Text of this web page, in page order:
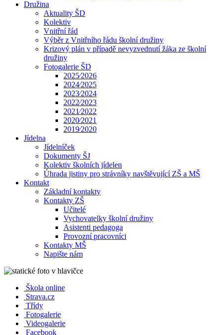
Družina
Aktuality ŠD
Kolektiv
Vnitřní řád
Výběr z Vnitřního řádu školní družiny
Krizový plán v případě nevyzvednutí žáka ze školní
družiny
Fotogalerie ŠD
2025⁄2026
2024⁄2025
2023⁄2024
2022⁄2023
2021⁄2022
2020⁄2021
2019⁄2020
Jídelna
Jídelníček
Dokumenty ŠJ
Kolektiv školních jídelen
Úhrada jistiny pro strávníky navštěvující ZŠ a MŠ
Kontakt
Základní kontakty
Kontakty ZŠ
Učitelé
Vychovatelky školní družiny
Asistenti pedagoga
Provozní pracovníci
Kontakty MŠ
Napište nám
Škola online
Strava.cz
Třídy
Fotogalerie
Videogalerie
Facebook